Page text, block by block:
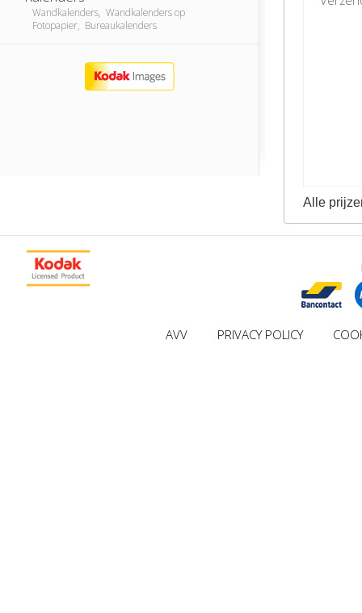
Wandkalenders, Wandkalenders op
Fotopapier, Bureaukalenders
Alle
AVV PRIVACY POLICY